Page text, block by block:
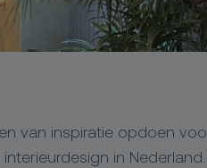
van inspiratie opdoen
in